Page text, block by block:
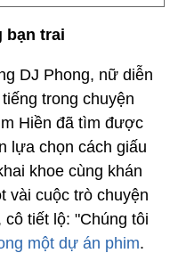
bạn trai
DJ Phong, nữ diễn
trong chuyện
Hiền đã tìm được
lựa chọn cách giấu
khoe cùng khán
vài cuộc trò chuyện
tiết lộ: "Chúng tôi
một dự án phim.